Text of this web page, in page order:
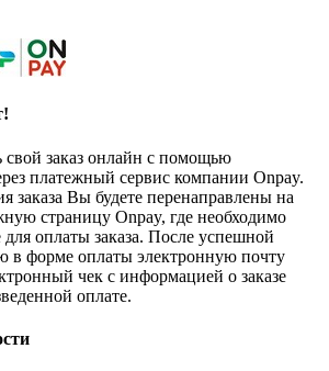
заказ онлайн с помощью
платежный сервис компании Onpay.
заказа Вы будете перенаправлены на
страницу Onpay, где необходимо
для оплаты заказа. После успешной
в форме оплаты электронную почту
чек с информацией о заказе
оплате.